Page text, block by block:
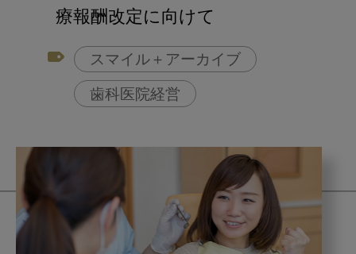
療報酬改定に向けて
スマイル＋アーカイブ
歯科医院経営